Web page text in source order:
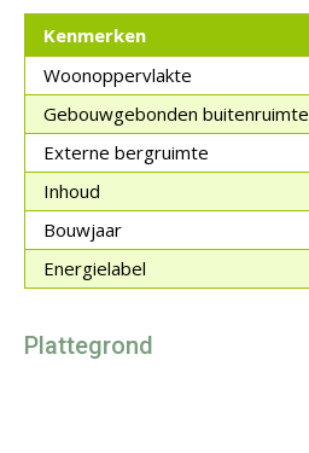
Kenmerken
Woonoppervlakte
Gebouwgebonden buitenruimte
Externe bergruimte
Inhoud
Bouwjaar
Energielabel
Plattegrond